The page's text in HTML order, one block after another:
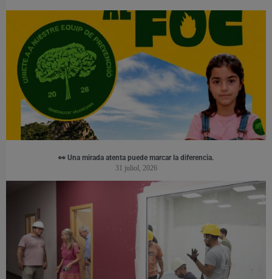
👀 Una mirada atenta puede marcar la diferencia.
31 juliol, 2026